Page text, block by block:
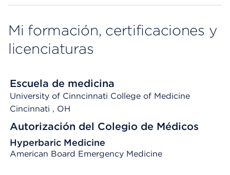
Mi formación, certificaciones y
licenciaturas
Escuela de medicina
University of Cinncinnati College of Medicine
Cincinnati , OH
Autorización del Colegio de Médicos
Hyperbaric Medicine
American Board Emergency Medicine